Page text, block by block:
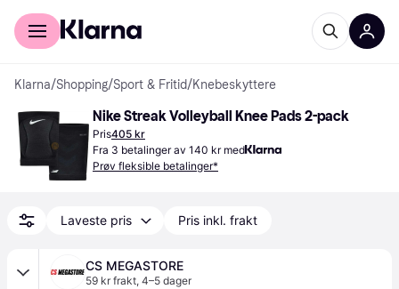
For kunder
Klarna/Shopping/Sport & Fritid/Knebeskyttere
Nike Streak Volleyball Knee Pads 2-pack
Pris405 kr
Fra 3 betalinger av 140 kr med
Prøv fleksible betalinger*
Laveste pris Pris inkl. frakt
CS MEGASTORE
59 kr frakt, 4–5 dager